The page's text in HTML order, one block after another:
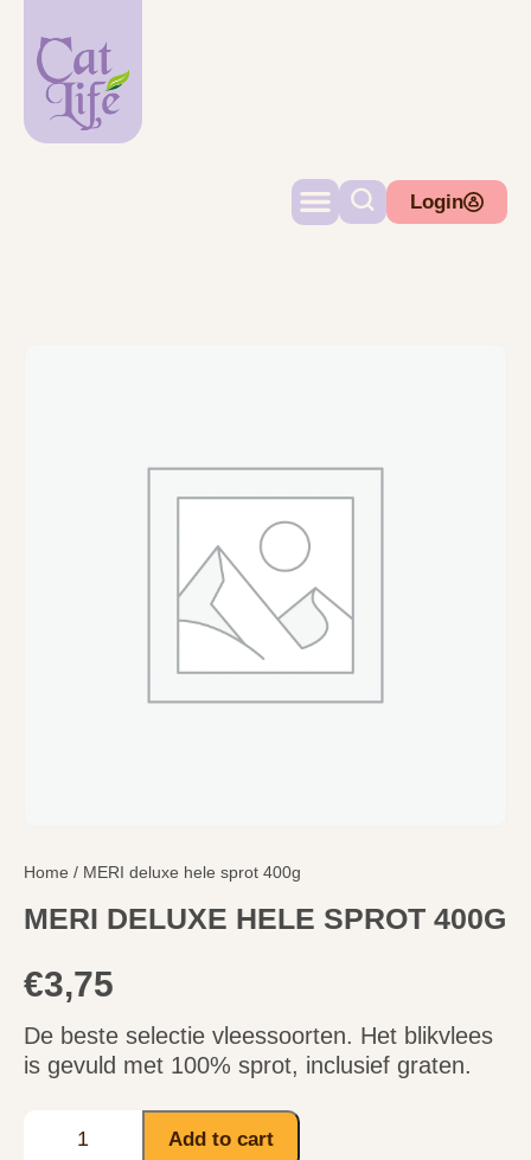
Login
Home / MERI deluxe hele sprot 400g
MERI DELUXE HELE SPROT 400G
€3,75
De beste selectie vleessoorten. Het blikvlees
is gevuld met 100% sprot, inclusief graten.
Add to cart